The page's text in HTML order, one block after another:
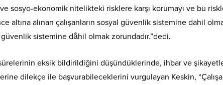
ekonomik nitelikteki risklere karşı korumayı ve bu
altına alınan çalışanların sosyal güvenlik sistemine dahil
sistemine dâhil olmak zorundadır.”dedi.
sürelerinin eksik bildirildiğini düşündüklerinde, ihbar ve
dilekçe ile başvurabileceklerini vurgulayan Keskin,